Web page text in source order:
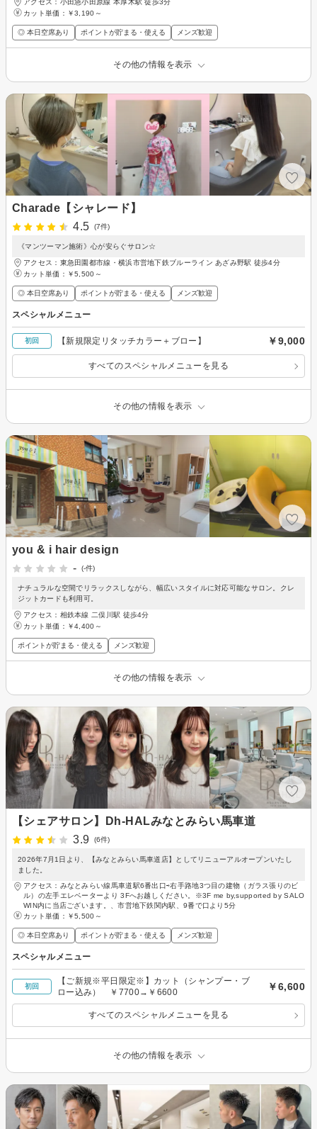
アクセス：小田急小田原線 本厚木駅 徒歩3分
カット単価： ￥3,190～
◎ 本日空席あり ポイントが貯まる・使える メンズ歓迎
その他の情報を表示
Charade【シャレード】
4.5
(7件)
《マンツーマン施術》心が安らぐサロン☆
アクセス：東急田園都市線・横浜市営地下鉄ブルーライン あざみ野駅 徒歩4分
カット単価： ￥5,500～
◎ 本日空席あり ポイントが貯まる・使える メンズ歓迎
スペシャルメニュー
初回 【新規限定リタッチカラー＋ブロー】 ￥9,000
すべてのスペシャルメニューを見る
その他の情報を表示
you & i hair design
-
(-件)
ナチュラルな空間でリラックスしながら、幅広いスタイルに対応可能なサロン。クレ
ジットカードも利用可。
アクセス：相鉄本線 二俣川駅 徒歩4分
カット単価： ￥4,400～
ポイントが貯まる・使える メンズ歓迎
その他の情報を表示
【シェアサロン】Dh-HALみなとみらい馬車道
3.9
(6件)
2026年7月1日より、【みなとみらい馬車道店】としてリニューアルオープンいたし
ました。
アクセス：みなとみらい線馬車道駅6番出口⇨右手路地3つ目の建物（ガラス張りのビ
ル）の左手エレベーターより 3Fへお越しください。※3F me by,supported by SALO
WIN内に当店ございます。、市営地下鉄関内駅、9番で口より5分
カット単価： ￥5,500～
◎ 本日空席あり ポイントが貯まる・使える メンズ歓迎
スペシャルメニュー
初回
【ご新規※平日限定※】カット（シャンプー・ブ
ロー込み） ￥7700→￥6600
￥6,600
すべてのスペシャルメニューを見る
その他の情報を表示